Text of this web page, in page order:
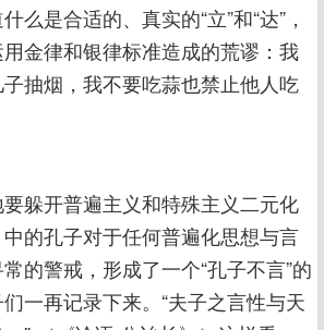
么是合适的、真实的“立”和“达”，
金律和银律标准造成的荒谬：我
抽烟，我不要吃蒜也禁止他人吃
躲开普遍主义和特殊主义二元化
的孔子对于任何普遍化思想与言
的警戒，形成了一个“孔子不言”的
一再记录下来。“夫子之言性与天